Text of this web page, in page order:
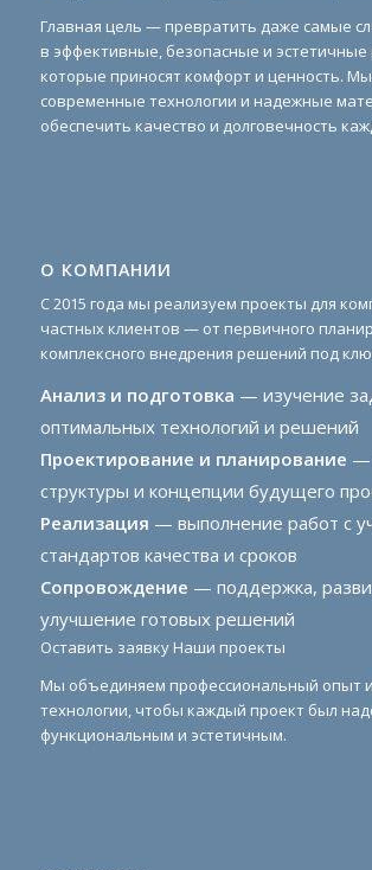
Главная цель — превратить даже самые
в эффективные, безопасные и
которые приносят комфорт и ценность.
современные технологии и надежные
обеспечить качество и долговечность
О КОМПАНИИ
С 2015 года мы реализуем проекты для
частных клиентов — от первичного
комплексного внедрения решений под
Анализ и подготовка — изучение
оптимальных технологий и решений
Проектирование и планирование —
структуры и концепции будущего
Реализация — выполнение работ с
стандартов качества и сроков
Сопровождение — поддержка,
улучшение готовых решений
Оставить заявку Наши проекты
Мы объединяем профессиональный опыт
технологии, чтобы каждый проект был
функциональным и эстетичным.